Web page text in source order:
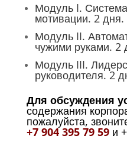
Модуль I.
мотивации. 2 дня.
Модуль II.
чужими руками. 2
Модуль III.
руководителя. 2
Для обсуждения
содержания
пожалуйста,
+7 904 395 79 59и